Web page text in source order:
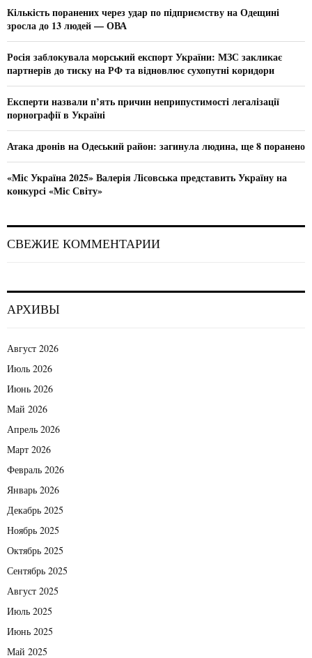
o
r
Кількість поранених через удар по підприємству на Одещині
зросла до 13 людей — ОВА
Росія заблокувала морський експорт України: МЗС закликає
партнерів до тиску на РФ та відновлює сухопутні коридори
Експерти назвали п’ять причин неприпустимості легалізації
порнографії в Україні
Атака дронів на Одеський район: загинула людина, ще 8 поранено
«Міс Україна 2025» Валерія Лісовська представить Україну на
конкурсі «Міс Світу»
СВЕЖИЕ КОММЕНТАРИИ
АРХИВЫ
Август 2026
Июль 2026
Июнь 2026
Май 2026
Апрель 2026
Март 2026
Февраль 2026
Январь 2026
Декабрь 2025
Ноябрь 2025
Октябрь 2025
Сентябрь 2025
Август 2025
Июль 2025
Июнь 2025
Май 2025